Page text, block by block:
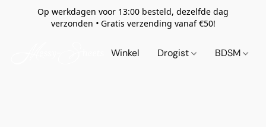
Op werkdagen voor 13:00 besteld, dezelfde dag
verzonden • Gratis verzending vanaf €50!
Winkel Drogist BDSM